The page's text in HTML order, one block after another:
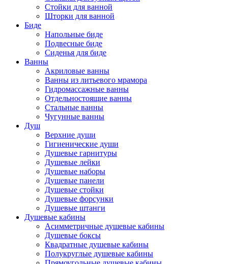
Стойки для ванной
Шторки для ванной
Биде
Напольные биде
Подвесные биде
Сиденья для биде
Ванны
Акриловые ванны
Ванны из литьевого мрамора
Гидромассажные ванны
Отдельностоящие ванны
Стальные ванны
Чугунные ванны
Душ
Верхние души
Гигиенические души
Душевые гарнитуры
Душевые лейки
Душевые наборы
Душевые панели
Душевые стойки
Душевые форсунки
Душевые штанги
Душевые кабины
Асимметричные душевые кабины
Душевые боксы
Квадратные душевые кабины
Полукруглые душевые кабины